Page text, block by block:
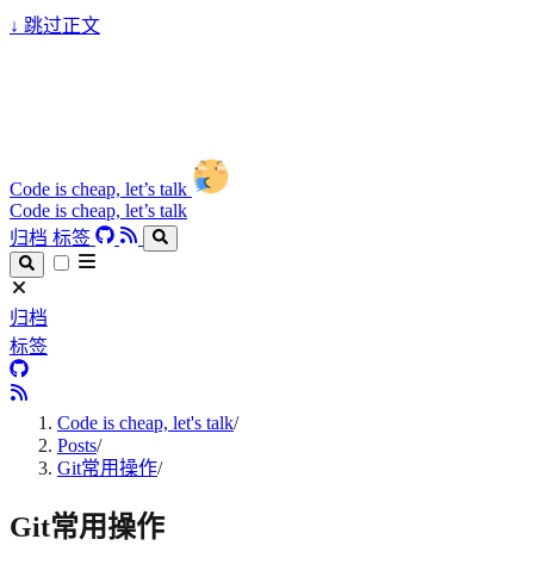
↓ 跳过正文
Code is cheap, let’s talk
Code is cheap, let’s talk
归档 标签
归档
标签
Code is cheap, let's talk/
Posts/
Git常用操作/
Git常用操作